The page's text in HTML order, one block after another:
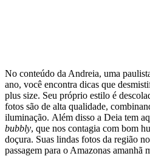
No conteúdo da Andreia, uma
ano, você encontra dicas que
plus size. Seu próprio estilo é
fotos são de alta qualidade,
iluminação. Além disso a Deia tem
bubbly, que nos contagia com bom
doçura. Suas lindas fotos da região
passagem para o Amazonas amanhã